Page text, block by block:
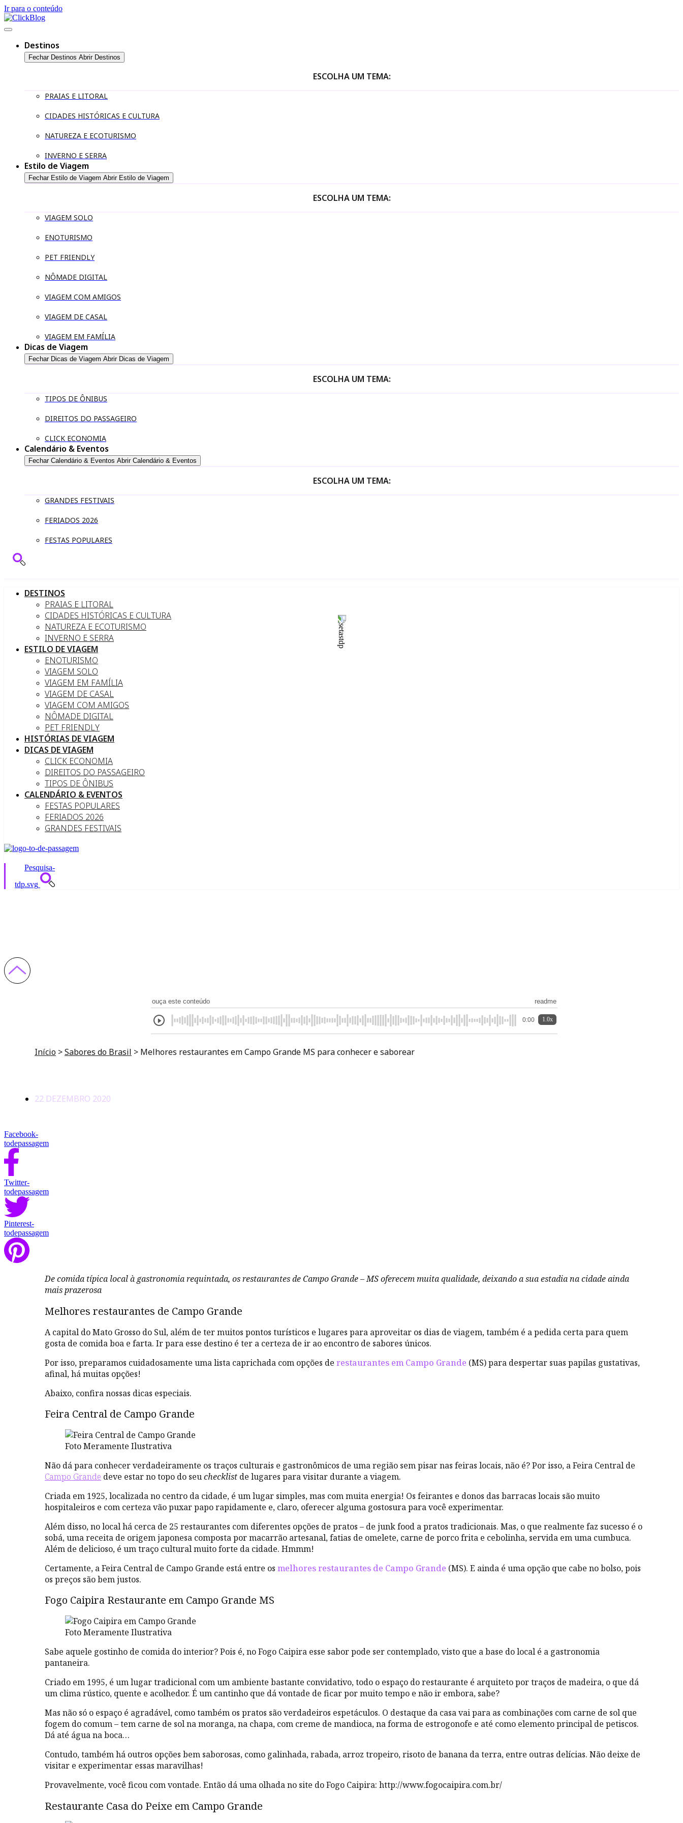
Ir para o conteúdo
Destinos
Fechar Destinos Abrir Destinos
ESCOLHA UM TEMA:
PRAIAS E LITORAL
CIDADES HISTÓRICAS E CULTURA
NATUREZA E ECOTURISMO
INVERNO E SERRA
Estilo de Viagem
Fechar Estilo de Viagem Abrir Estilo de Viagem
ESCOLHA UM TEMA:
VIAGEM SOLO
ENOTURISMO
PET FRIENDLY
NÔMADE DIGITAL
VIAGEM COM AMIGOS
VIAGEM DE CASAL
VIAGEM EM FAMÍLIA
Dicas de Viagem
Fechar Dicas de Viagem Abrir Dicas de Viagem
ESCOLHA UM TEMA:
TIPOS DE ÔNIBUS
DIREITOS DO PASSAGEIRO
CLICK ECONOMIA
Calendário & Eventos
Fechar Calendário & Eventos Abrir Calendário & Eventos
ESCOLHA UM TEMA:
GRANDES FESTIVAIS
FERIADOS 2026
FESTAS POPULARES
DESTINOS
PRAIAS E LITORAL
CIDADES HISTÓRICAS E CULTURA
NATUREZA E ECOTURISMO
INVERNO E SERRA
ESTILO DE VIAGEM
ENOTURISMO
VIAGEM SOLO
VIAGEM EM FAMÍLIA
VIAGEM DE CASAL
VIAGEM COM AMIGOS
NÔMADE DIGITAL
PET FRIENDLY
HISTÓRIAS DE VIAGEM
DICAS DE VIAGEM
CLICK ECONOMIA
DIREITOS DO PASSAGEIRO
TIPOS DE ÔNIBUS
CALENDÁRIO & EVENTOS
FESTAS POPULARES
FERIADOS 2026
GRANDES FESTIVAIS
Pesquisa-
tdp.svg
ouça este conteúdo readme
0:00 1.0x
Início >Sabores do Brasil > Melhores restaurantes em Campo Grande MS para conhecer e saborear
22 DEZEMBRO 2020
Facebook-
todepassagem
Twitter-
todepassagem
Pinterest-
todepassagem
De comida típica local à gastronomia requintada, os restaurantes de Campo Grande – MS oferecem muita qualidade, deixando a sua estadia na cidade ainda
mais prazerosa
Melhores restaurantes de Campo Grande
A capital doMato Grosso do Sul, além de ter muitos pontos turísticos e lugares para aproveitar os dias de viagem, também é a pedida certa para quem
gosta de comida boa e farta. Ir para esse destino é ter a certeza de ir ao encontro de sabores únicos.
Por isso, preparamos cuidadosamente uma lista caprichada com opções de restaurantes em Campo Grande (MS) para despertar suas papilas gustativas,
afinal, há muitas opções!
Abaixo, confira nossas dicas especiais.
Feira Central de Campo Grande
Foto Meramente Ilustrativa
Não dá para conhecer verdadeiramente os traços culturais e gastronômicos de uma região sem pisar nas feiras locais, não é? Por isso, a Feira Central de
Campo Grande deve estar no topo do seuchecklist de lugares para visitar durante a viagem.
Criada em 1925, localizada no centro da cidade, é um lugar simples, mas com muita energia! Os feirantes e donos das barracas locais são muito
hospitaleiros e com certeza vão puxar papo rapidamente e, claro, oferecer alguma gostosura para você experimentar.
Além disso, no local há cerca de 25 restaurantes com diferentes opções de pratos – de junk food a pratos tradicionais. Mas, o que realmente faz sucesso é o
sobá, uma receita de origem japonesa composta por macarrão artesanal, fatias de omelete, carne de porco frita e cebolinha, servida em uma cumbuca.
Além de delicioso, é um traço cultural muito forte da cidade. Hmmm!
Certamente, a Feira Central de Campo Grande está entre os melhores restaurantes de Campo Grande (MS). E ainda é uma opção que cabe no bolso, pois
os preços são bem justos.
Fogo Caipira Restaurante em Campo Grande MS
Foto Meramente Ilustrativa
Sabe aquele gostinho de comida do interior? Pois é, no Fogo Caipira esse sabor pode ser contemplado, visto que a base do local é a gastronomia
pantaneira.
Criado em 1995, é um lugar tradicional com um ambiente bastante convidativo, todo o espaço do restaurante é arquiteto por traços de madeira, o que dá
um clima rústico, quente e acolhedor. É um cantinho que dá vontade de ficar por muito tempo e não ir embora, sabe?
Mas não só o espaço é agradável, como também os pratos são verdadeiros espetáculos. O destaque da casa vai para as combinações com carne de sol que
fogem do comum – tem carne de sol na moranga, na chapa, com creme de mandioca, na forma de estrogonofe e até como elemento principal de petiscos.
Dá até água na boca…
Contudo, também há outros opções bem saborosas, como galinhada, rabada, arroz tropeiro, risoto de banana da terra, entre outras delícias. Não deixe de
visitar e experimentar essas maravilhas!
Provavelmente, você ficou com vontade. Então dá uma olhada no site do Fogo Caipira: http://www.fogocaipira.com.br/
Restaurante Casa do Peixe em Campo Grande